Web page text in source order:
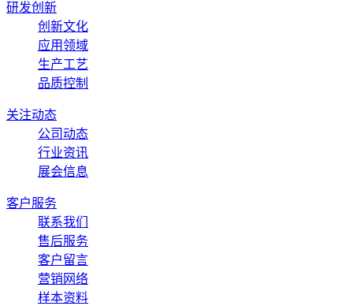
研发创新
创新文化
应用领域
生产工艺
品质控制
关注动态
公司动态
行业资讯
展会信息
客户服务
联系我们
售后服务
客户留言
营销网络
样本资料